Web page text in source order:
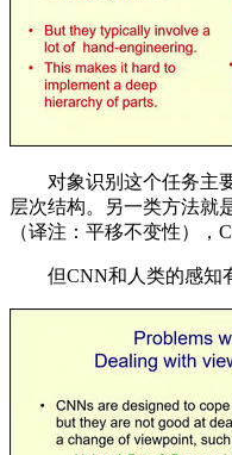
对象识别这个任务主要
层次结构。另一类方法就
（译注：平移不变性）
但CNN和人类的感知有